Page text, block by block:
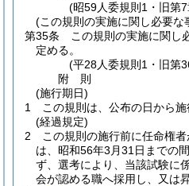
(昭59人委規則1・旧第
(この規則の実施に関し必要な
第35条
この規則の実施に関し
定める。
(平28人委規則1・旧第
附 則
(施行期日)
1
この規則は、公布の日から施
(経過規定)
2
この規則の施行前に任命権
は、昭和56年3月31日までの間
ず、選考により、当該試験に
会が認める職へ採用し、又は